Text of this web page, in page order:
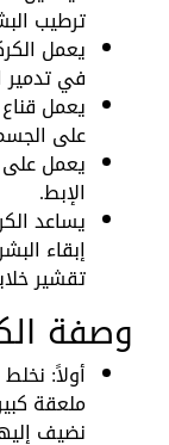
ترطيب
يعمل
في تدمير
يعمل
على
يعمل على
الإبط.
يساعد
إبقاء
تقشير
وصفة
أولاً:
ملعقة
نضيف